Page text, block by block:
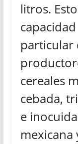
litros.
particular
cereales
cebada,
e